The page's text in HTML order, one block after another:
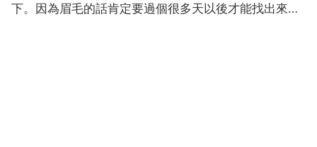
下。因為眉毛的話肯定要過個很多天以後才能找出來